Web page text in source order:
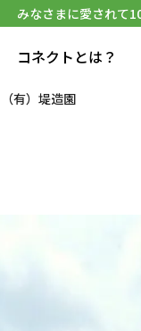
みなさまに愛されて
コネクトとは？
（有）堤造園